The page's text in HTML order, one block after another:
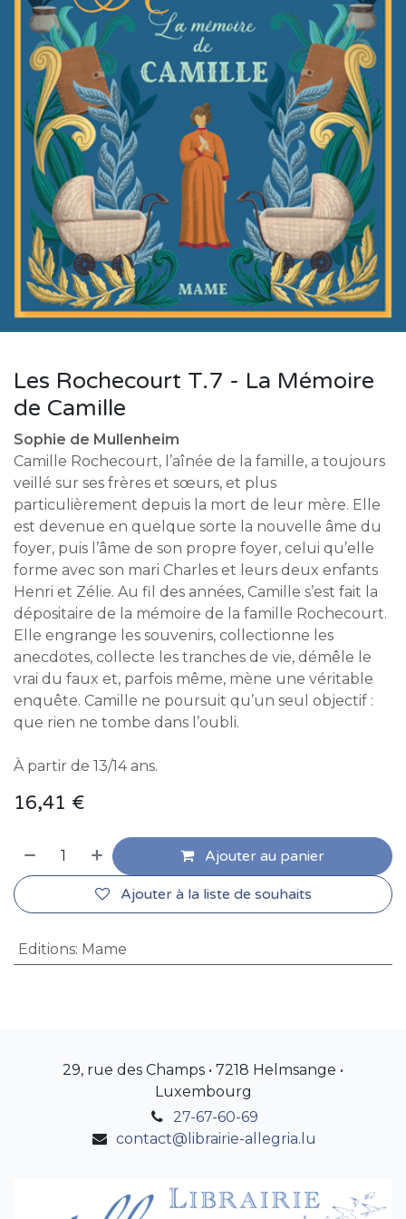
Les Rochecourt T.7 - La Mémoire
de Camille
Sophie de Mullenheim
Camille Rochecourt, l’aînée de la famille, a toujours
veillé sur ses frères et sœurs, et plus
particulièrement depuis la mort de leur mère. Elle
est devenue en quelque sorte la nouvelle âme du
foyer, puis l’âme de son propre foyer, celui qu’elle
forme avec son mari Charles et leurs deux enfants
Henri et Zélie. Au fil des années, Camille s’est fait la
dépositaire de la mémoire de la famille Rochecourt.
Elle engrange les souvenirs, collectionne les
anecdotes, collecte les tranches de vie, démêle le
vrai du faux et, parfois même, mène une véritable
enquête. Camille ne poursuit qu’un seul objectif :
que rien ne tombe dans l’oubli.
À partir de 13/14 ans.
16,41 €
Ajouter au panier
Ajouter à la liste de souhaits
Editions: Mame
29, rue des Champs • 7218 Helmsange •
Luxembourg
27-67-60-69
contact@librairie-allegria.lu